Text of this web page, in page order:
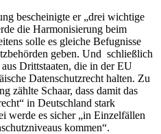
bescheinigte er „drei wichtige
die Harmonisierung beim
solle es gleiche Befugnisse
geben. Und schließlich
Drittstaaten, die in der EU
Datenschutzrecht halten. Zu
zählte Schaar, dass damit das
in Deutschland stark
werde es sicher „in Einzelfällen
kommen“.